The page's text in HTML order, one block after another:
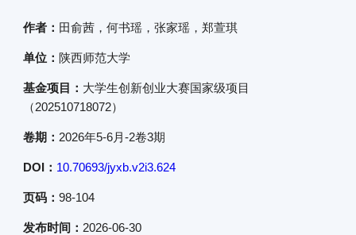
作者： 田俞茜，何书瑶，张家瑶，郑萱琪
单位： 陕西师范大学
基金项目： 大学生创新创业大赛国家级项目
（202510718072）
卷期： 2026年5-6月-2卷3期
DOI： 10.70693/jyxb.v2i3.624
页码： 98-104
发布时间： 2026-06-30